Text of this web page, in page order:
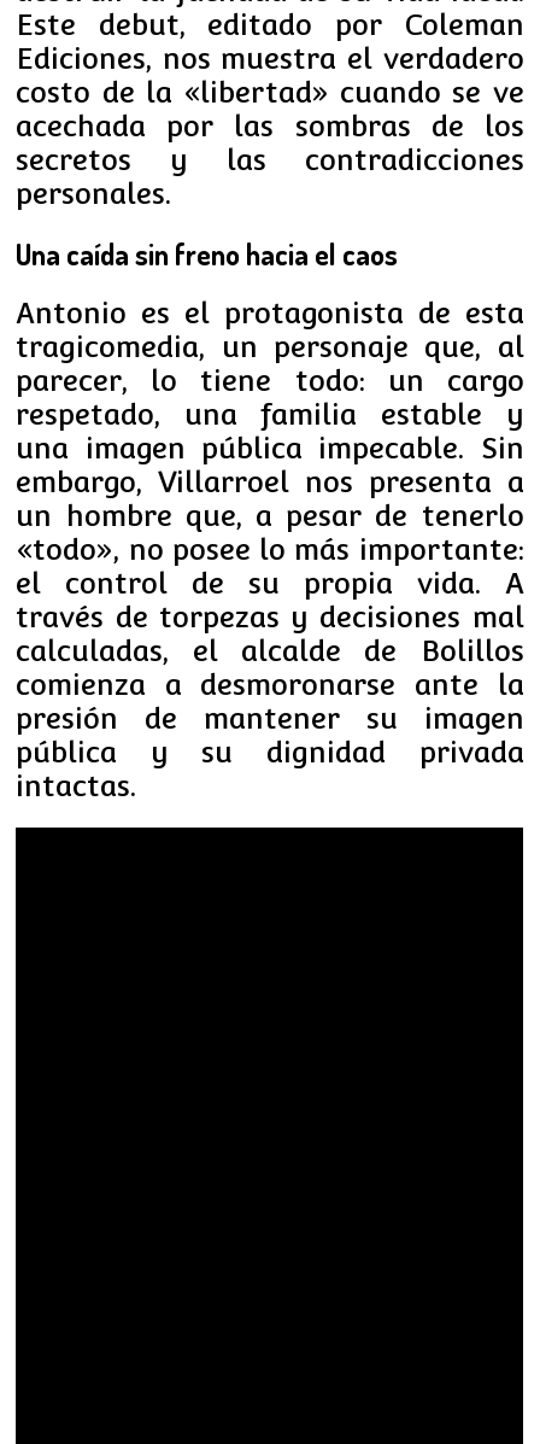
Este debut, editado por Coleman
Ediciones, nos muestra el verdadero
costo de la «libertad» cuando se ve
acechada por las sombras de los
secretos y las contradicciones
personales.
Una caída sin freno hacia el caos
Antonio es el protagonista de esta
tragicomedia, un personaje que, al
parecer, lo tiene todo: un cargo
respetado, una familia estable y
una imagen pública impecable. Sin
embargo, Villarroel nos presenta a
un hombre que, a pesar de tenerlo
«todo», no posee lo más importante:
el control de su propia vida. A
través de torpezas y decisiones mal
calculadas, el alcalde de Bolillos
comienza a desmoronarse ante la
presión de mantener su imagen
pública y su dignidad privada
intactas.